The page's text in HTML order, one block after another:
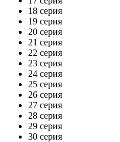
18 серия
19 серия
20 серия
21 серия
22 серия
23 серия
24 серия
25 серия
26 серия
27 серия
28 серия
29 серия
30 серия